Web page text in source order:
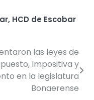
, HCD de Escobar
las leyes de
Impositiva y
en la legislatura
Bonaerense